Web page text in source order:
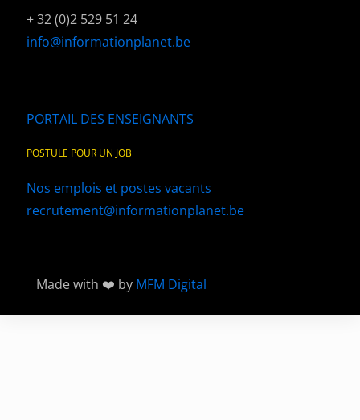
+ 32 (0)2 529 51 24
info@informationplanet.be
PORTAIL DES ENSEIGNANTS
POSTULE POUR UN JOB
Nos emplois et postes vacants
recrutement@informationplanet.be
Made with ❤️ by MFM Digital